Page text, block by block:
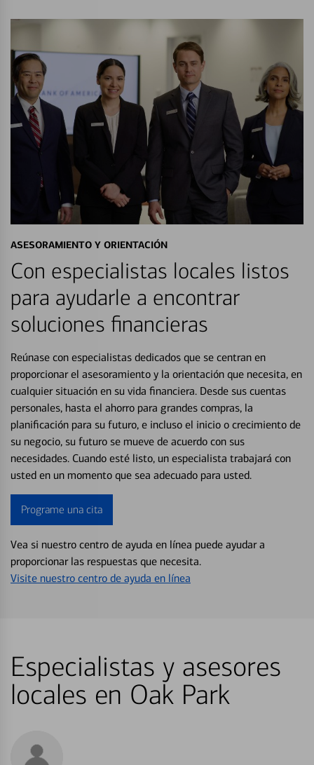
ASESORAMIENTO Y ORIENTACIÓN
Con especialistas locales listos
para ayudarle a encontrar
soluciones financieras
Reúnase con especialistas dedicados que se centran en
proporcionar el asesoramiento y la orientación que necesita, en
cualquier situación en su vida financiera. Desde sus cuentas
personales, hasta el ahorro para grandes compras, la
planificación para su futuro, e incluso el inicio o crecimiento de
su negocio, su futuro se mueve de acuerdo con sus
necesidades. Cuando esté listo, un especialista trabajará con
usted en un momento que sea adecuado para usted.
Programe una cita
Vea si nuestro centro de ayuda en línea puede ayudar a
proporcionar las respuestas que necesita.
Visite nuestro centro de ayuda en línea
Especialistas y asesores
locales en Oak Park